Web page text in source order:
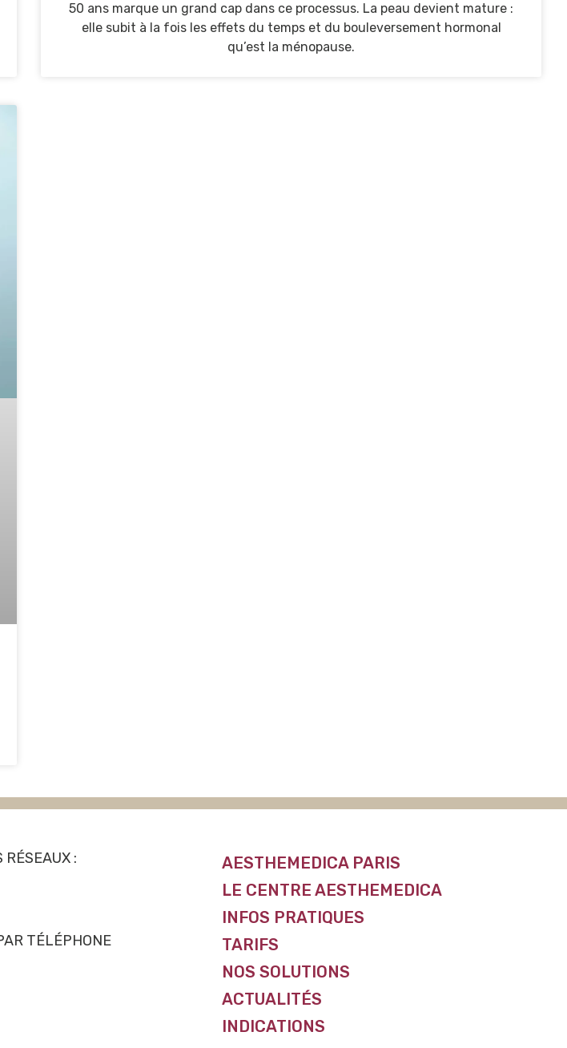
50 ans marque un grand cap dans ce processus. La peau devient mature :
elle subit à la fois les effets du temps et du bouleversement hormonal
qu’est la ménopause.
RÉSEAUX :
TÉLÉPHONE
AESTHEMEDICA PARIS
LE CENTRE AESTHEMEDICA
INFOS PRATIQUES
TARIFS
NOS SOLUTIONS
ACTUALITÉS
INDICATIONS